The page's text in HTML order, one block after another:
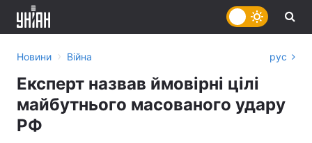
Новини › Війна рус
Експерт назвав ймовірні цілі
майбутнього масованого удару
РФ